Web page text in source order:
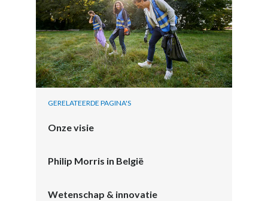
GERELATEERDE PAGINA'S
Onze visie
Philip Morris in België
Wetenschap & innovatie